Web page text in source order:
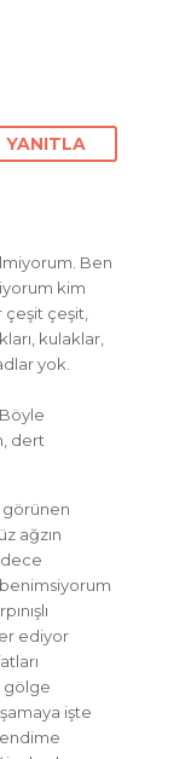
YANITLA
Ben
kim
çeşit çeşit,
kulaklar,
yok.
dert
görünen
ağzın
benimsiyorum
ediyor
gölge
işte